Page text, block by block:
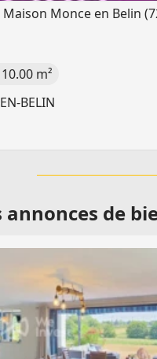
Monce en Belin
m²
BELIN
annonces de